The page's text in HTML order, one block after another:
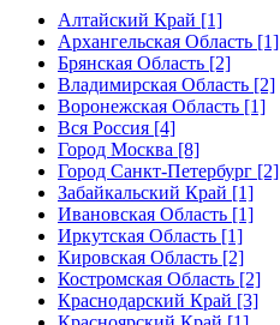
Алтайский Край [1]
Архангельская Область [1]
Брянская Область [2]
Владимирская Область [2]
Воронежская Область [1]
Вся Россия [4]
Город Москва [8]
Город Санкт-Петербург [2]
Забайкальский Край [1]
Ивановская Область [1]
Иркутская Область [1]
Кировская Область [2]
Костромская Область [2]
Краснодарский Край [3]